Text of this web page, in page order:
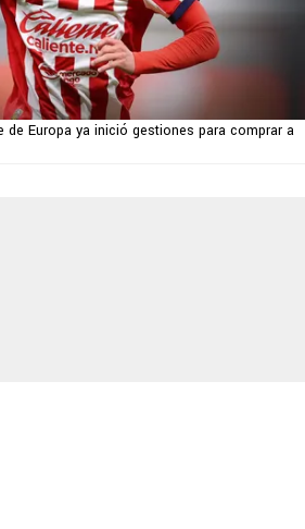
de Europa ya inició gestiones para comprar a